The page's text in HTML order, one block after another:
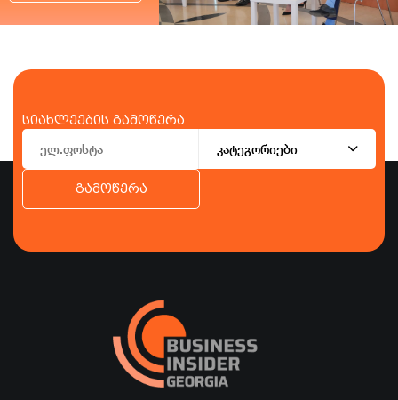
სიახლეების გამოწერა
კატეგორიები
გამოწერა